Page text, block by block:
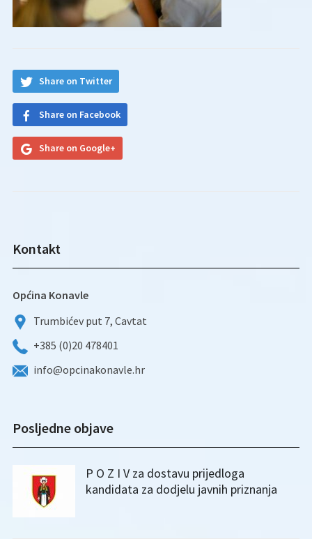
Share on Twitter
Share on Facebook
Share on Google+
Kontakt
Općina Konavle
Trumbićev put 7, Cavtat
+385 (0)20 478401
info@opcinakonavle.hr
Posljedne objave
P O Z I V za dostavu prijedloga
kandidata za dodjelu javnih priznanja